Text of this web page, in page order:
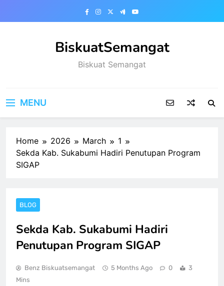
BiskuatSemangat
Biskuat Semangat
MENU
Home 2026 March
1
Sekda Kab. Sukabumi Hadiri Penutupan Program
SIGAP
BLOG
Sekda Kab. Sukabumi Hadiri
Penutupan Program SIGAP
Benz Biskuatsemangat 5 Months Ago 0
3
Mins